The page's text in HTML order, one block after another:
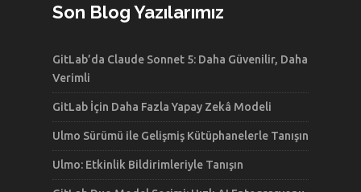
Son Blog Yazılarımız
GitLab’da Claude Sonnet 5: Daha Güvenilir, Daha
Verimli
GitLab İçin Daha Fazla Yapay Zekâ Modeli
Ulmo Sürümü ile Gelişmiş Kütüphanelerle Tanışın
Ulmo: Etkinlik Bildirimleriyle Tanışın